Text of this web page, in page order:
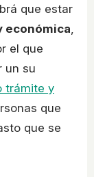
que estar
económica
el que
un su
trámite y
que
que se